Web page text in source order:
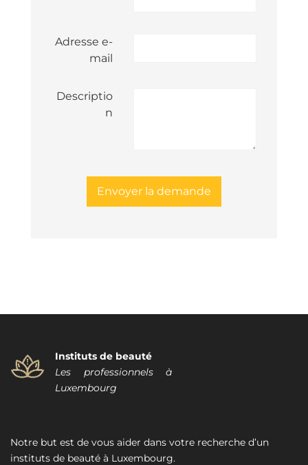
Adresse e-
mail
Descriptio
n
Instituts de beauté
Les professionnels à
Luxembourg
Notre but est de vous aider dans votre recherche d’un
instituts de beauté à Luxembourg.